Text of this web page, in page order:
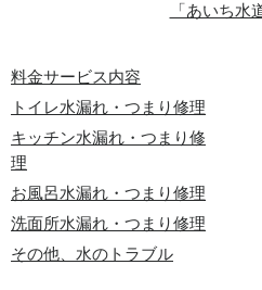
「あいち水
料金サービス内容
トイレ水漏れ・つまり修理
キッチン水漏れ・つまり修
理
お風呂水漏れ・つまり修理
洗面所水漏れ・つまり修理
その他、水のトラブル